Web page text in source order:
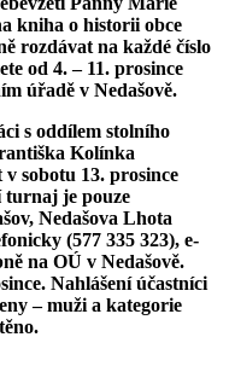
kniha o historii obce
rozdávat na každé číslo
od 4. – 11. prosince
úřadě v Nedašově.
s oddílem stolního
Kolínka
sobotu 13. prosince
turnaj je pouze
Nedašova Lhota
(577 335 323), e-
na OÚ v Nedašově.
Nahlášení účastníci
– muži a kategorie